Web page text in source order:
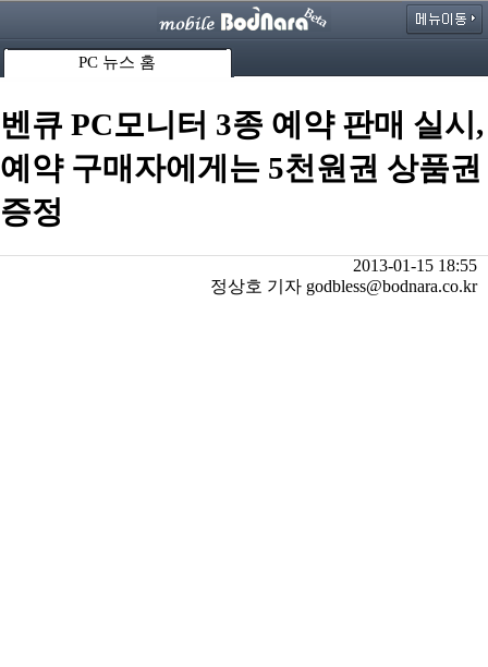
PC 뉴스 홈
벤큐 PC모니터 3종 예약 판매 실시,
예약 구매자에게는 5천원권 상품권
증정
2013-01-15 18:55
정상호 기자 godbless@bodnara.co.kr